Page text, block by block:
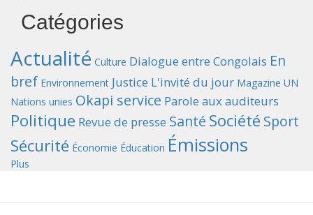
Catégories
Actualité Culture Dialogue entre Congolais En
bref Environnement Justice L'invité du jour Magazine UN
Nations unies Okapi service Parole aux auditeurs
Politique Revue de presse Santé Société Sport
Sécurité Économie Éducation Émissions
Plus